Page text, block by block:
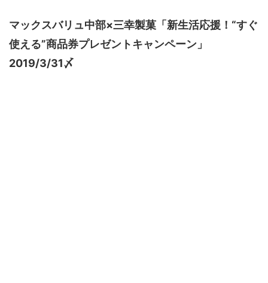
マックスバリュ中部×三幸製菓「新生活応援！“すぐ
使える”商品券プレゼントキャンペーン」
2019/3/31〆